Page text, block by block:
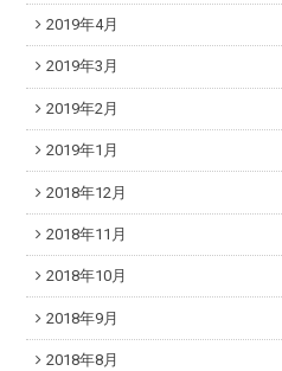
2019年4月
2019年3月
2019年2月
2019年1月
2018年12月
2018年11月
2018年10月
2018年9月
2018年8月